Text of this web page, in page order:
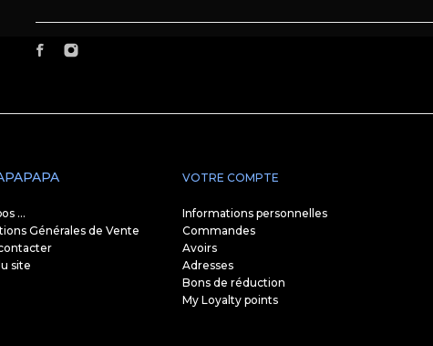
...
Générales de Vente
site
VOTRE COMPTE
Informations personnelles
Commandes
Avoirs
Adresses
Bons de réduction
My Loyalty points